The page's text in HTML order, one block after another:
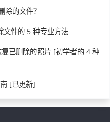
除的文件？
文件的 5 种专业方法
已删除的照片 [初学者的 4 种
[已更新]